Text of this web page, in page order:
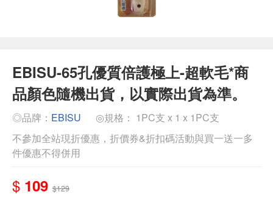
EBISU-65孔優質倍護極上-超軟毛*商
品顏色隨機出貨，以實際出貨為準。
◎品牌： EBISU
◎規格： 1PC支 x 1 x 1PC支
不參加全站現折優惠，折價券&折扣碼活動與買一送一多
件優惠不得併用
$ 109 $129